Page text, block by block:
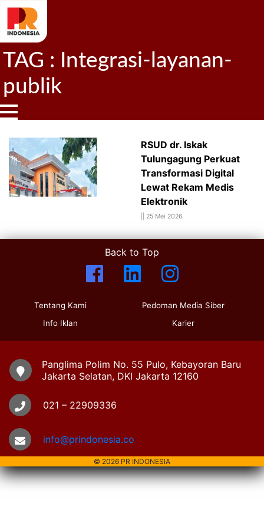
TAG : Integrasi-layanan-
publik
RSUD dr. Iskak
Tulungagung Perkuat
Transformasi Digital
Lewat Rekam Medis
Elektronik
25 Mei 2026
Back to Top
Tentang Kami
Info Iklan
Pedoman Media Siber
Karier
Panglima Polim No. 55 Pulo, Kebayoran Baru
Jakarta Selatan, DKI Jakarta 12160
021 – 22909336
info@prindonesia.co
© 2026 PR INDONESIA